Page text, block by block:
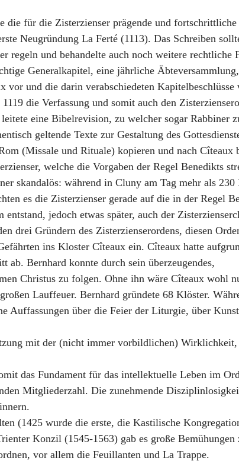
die für die Zisterzienser prägende und fortschrittliche
Neugründung La Ferté (1113). Das Schreiben
regeln und behandelte auch noch weitere rechtliche
Generalkapitel, eine jährliche Äbteversammlung,
vor und die darin verabschiedeten Kapitelbeschlüsse
die Verfassung und somit auch den
eine Bibelrevision, zu welcher sogar Rabbiner
geltende Texte zur Gestaltung des
(Missale und Rituale) kopieren und nach Cîteaux
welche die Vorgaben der Regel Benedikts
skandalös: während in Cluny am Tag mehr als 230
es die Zisterzienser gerade auf die in der Regel
jedoch etwas später, auch der
drei Gründern des Zisterzienserordens, diesen
ins Kloster Cîteaux ein. Cîteaux hatte
ab. Bernhard konnte durch sein überzeugendes,
Christus zu folgen. Ohne ihn wäre Cîteaux wohl
Lauffeuer. Bernhard gründete 68 Klöster.
Auffassungen über die Feier der Liturgie, über
mit der (nicht immer vorbildlichen)
das Fundament für das intellektuelle Leben im
Mitgliederzahl. Die zunehmende
(1425 wurde die erste, die Kastilische
Konzil (1545-1563) gab es große Bemühungen
vor allem die Feuillanten und La Trappe.